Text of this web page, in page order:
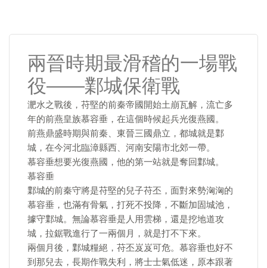
兩晉時期最滑稽的一場戰
役——鄴城保衛戰
淝水之戰後，苻堅的前秦帝國開始土崩瓦解，流亡多
年的前燕皇族慕容垂，在這個時候起兵光復燕國。
前燕鼎盛時期與前秦、東晉三國鼎立，都城就是鄴
城，在今河北臨漳縣西、河南安陽市北郊一帶。
慕容垂想要光復燕國，他的第一站就是奪回鄴城。
慕容垂
鄴城的前秦守將是苻堅的兒子苻丕，面對來勢洶洶的
慕容垂，也滿有骨氣，打死不投降，不斷加固城池，
據守鄴城。無論慕容垂是人用雲梯，還是挖地道攻
城，拉鋸戰進行了一兩個月，就是打不下來。
兩個月後，鄴城糧絕，苻丕岌岌可危。慕容垂也好不
到那兒去，長期作戰失利，將士士氣低迷，原本跟著